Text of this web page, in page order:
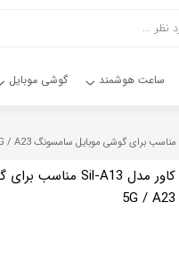
ساعت هوشمند گوشی موبایل
5G / A23